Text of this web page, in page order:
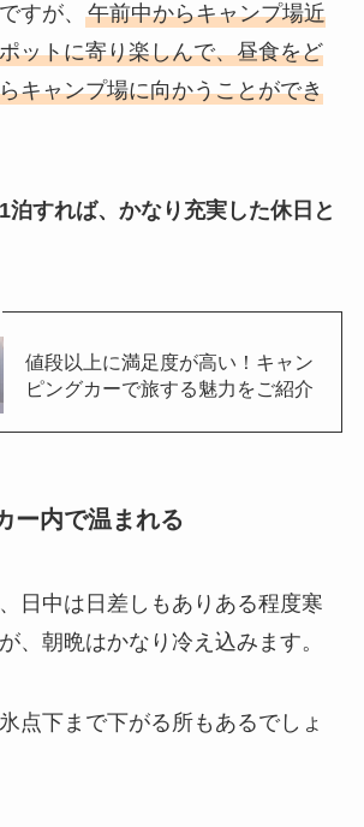
すが、 午前中からキャンプ場近
ットに寄り楽しんで、昼食をど
キャンプ場に向かうことができ
泊すれば、かなり充実した休日と
値段以上に満足度が高い！キャン
ピングカーで旅する魅力をご紹介
ー内で温まれる
日中は日差しもありある程度寒
、朝晩はかなり冷え込みます。
点下まで下がる所もあるでしょ